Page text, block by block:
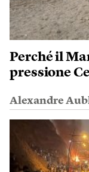
Perché il
pressione
Alexandre